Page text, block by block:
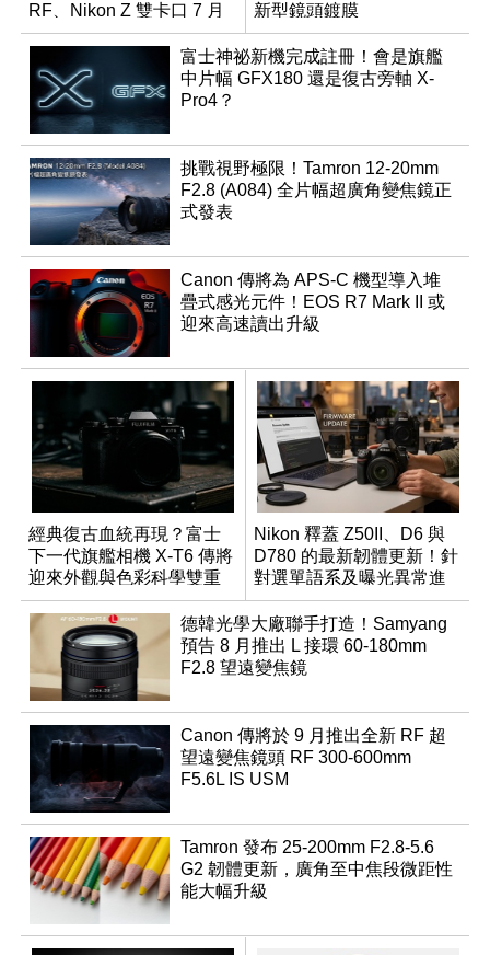
RF、Nikon Z 雙卡口 7 月
同步登台
新型鏡頭鍍膜
富士神祕新機完成註冊！會是旗艦
中片幅 GFX180 還是復古旁軸 X-
Pro4？
挑戰視野極限！Tamron 12-20mm
F2.8 (A084) 全片幅超廣角變焦鏡正
式發表
Canon 傳將為 APS-C 機型導入堆
疊式感光元件！EOS R7 Mark II 或
迎來高速讀出升級
經典復古血統再現？富士
下一代旗艦相機 X-T6 傳將
迎來外觀與色彩科學雙重
優化
Nikon 釋蓋 Z50II、D6 與
D780 的最新韌體更新！針
對選單語系及曝光異常進
行修復
德韓光學大廠聯手打造！Samyang
預告 8 月推出 L 接環 60-180mm
F2.8 望遠變焦鏡
Canon 傳將於 9 月推出全新 RF 超
望遠變焦鏡頭 RF 300-600mm
F5.6L IS USM
Tamron 發布 25-200mm F2.8-5.6
G2 韌體更新，廣角至中焦段微距性
能大幅升級